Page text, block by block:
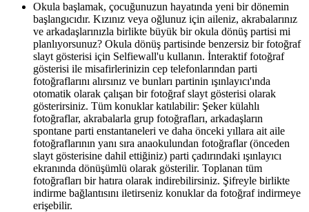
Okula başlamak, çocuğunuzun hayatında yeni bir dönemin
başlangıcıdır. Kızınız veya oğlunuz için aileniz, akrabalarınız
ve arkadaşlarınızla birlikte büyük bir okula dönüş partisi mi
planlıyorsunuz? Okula dönüş partisinde benzersiz bir fotoğraf
slayt gösterisi için Selfiewall'u kullanın. İnteraktif fotoğraf
gösterisi ile misafirlerinizin cep telefonlarından parti
fotoğraflarını alırsınız ve bunları partinin ışınlayıcı'ında
otomatik olarak çalışan bir fotoğraf slayt gösterisi olarak
gösterirsiniz. Tüm konuklar katılabilir: Şeker külahlı
fotoğraflar, akrabalarla grup fotoğrafları, arkadaşların
spontane parti enstantaneleri ve daha önceki yıllara ait aile
fotoğraflarının yanı sıra anaokulundan fotoğraflar (önceden
slayt gösterisine dahil ettiğiniz) parti çadırındaki ışınlayıcı
ekranında dönüşümlü olarak gösterilir. Toplanan tüm
fotoğrafları bir hatıra olarak indirebilirsiniz. Şifreyle birlikte
indirme bağlantısını iletirseniz konuklar da fotoğraf indirmeye
erişebilir.